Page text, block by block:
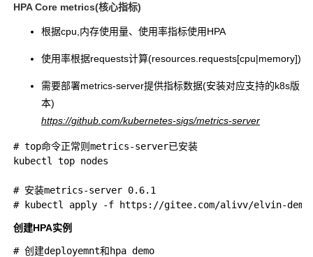
HPA Core metrics(核心指标)
根据cpu,内存使用量、使用率指标使用HPA
使用率根据requests计算(resources.requests[cpu|memory])
需要部署metrics-server提供指标数据(安装对应支持的k8s版
本)
https://github.com/kubernetes-sigs/metrics-server
# top命令正常则metrics-server已安装
kubectl top nodes
# 安装metrics-server 0.6.1
创建HPA实例
# 创建deployemnt和hpa demo